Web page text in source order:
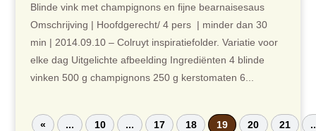
Blinde vink met champignons en fijne bearnaisesaus
Omschrijving | Hoofdgerecht/ 4 pers | minder dan 30
min | 2014.09.10 – Colruyt inspiratiefolder. Variatie voor
elke dag Uitgelichte afbeelding Ingrediënten 4 blinde
vinken 500 g champignons 250 g kerstomaten 6...
« ... 10 ... 17 18 19 20 21